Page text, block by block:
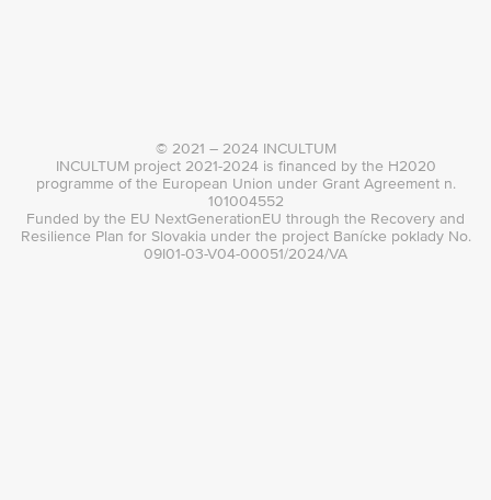
© 2021 – 2024 INCULTUM
INCULTUM project 2021-2024 is financed by the H2020
programme of the European Union under Grant Agreement n.
101004552
Funded by the EU NextGenerationEU through the Recovery and
Resilience Plan for Slovakia under the project Banícke poklady No.
09I01-03-V04-00051/2024/VA